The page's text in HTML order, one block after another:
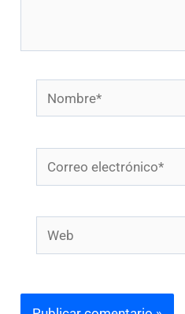
Nombre*
Correo
electrónico*
Web